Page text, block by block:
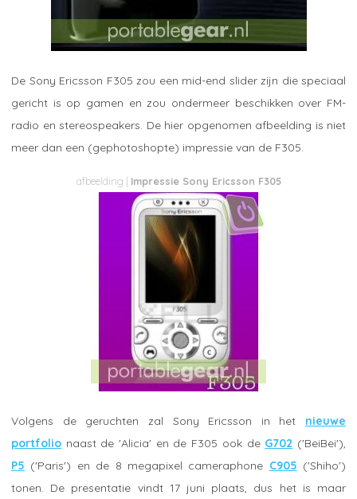
De Sony Ericsson F305 zou een mid-end slider zijn die speciaal
gericht is op gamen en zou ondermeer beschikken over FM-
radio en stereospeakers. De hier opgenomen afbeelding is niet
meer dan een (gephotoshopte) impressie van de F305.
Impressie Sony Ericsson F305
Volgens de geruchten zal Sony Ericsson in het nieuwe
portfolio naast de 'Alicia' en de F305 ook de G702 ('BeiBei'),
P5 ('Paris') en de 8 megapixel cameraphone C905 ('Shiho')
tonen. De presentatie vindt 17 juni plaats, dus het is maar